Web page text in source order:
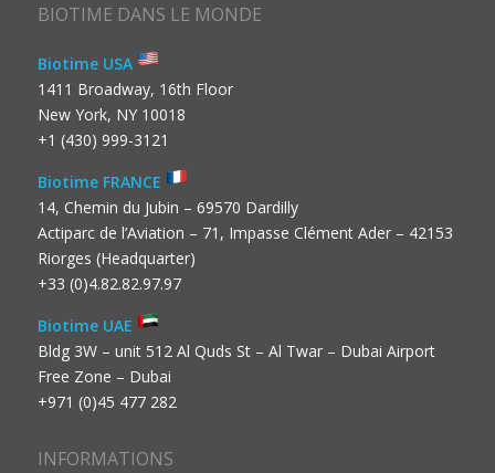
BIOTIME DANS LE MONDE
Biotime USA
1411 Broadway, 16th Floor
New York, NY 10018
+1 (430) 999-3121
Biotime FRANCE
14, Chemin du Jubin – 69570 Dardilly
Actiparc de l’Aviation – 71, Impasse Clément Ader – 42153
Riorges (Headquarter)
+33 (0)4.82.82.97.97
Biotime UAE
Bldg 3W – unit 512 Al Quds St – Al Twar – Dubai Airport
Free Zone – Dubai
+971 (0)45 477 282
INFORMATIONS